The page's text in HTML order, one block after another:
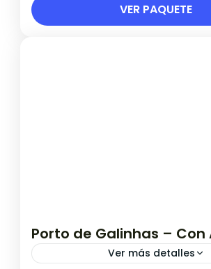
SOLO SERVICIOS TERRESTRES.
VER PAQUETE
Porto de Galinhas – Con
Ver más detalles